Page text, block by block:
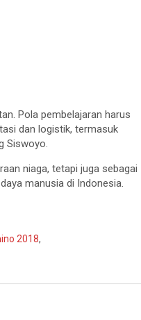
Pola pembelajaran harus
dan logistik, termasuk
Siswoyo.
niaga, tetapi juga sebagai
manusia di Indonesia.
2018,